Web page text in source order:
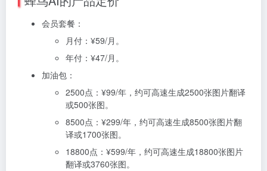
会员套餐：
月付：¥59/月。
年付：¥47/月。
加油包：
2500点：¥99/年，约可高速生成2500张图片翻译
或500张图。
8500点：¥299/年，约可高速生成8500张图片翻
译或1700张图。
18800点：¥599/年，约可高速生成18800张图片
翻译或3760张图。